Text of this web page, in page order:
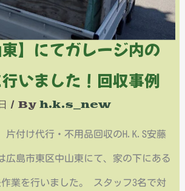
東】にてガレージ内の
いました！回収事例
/ By h.k.s_new
片付け代行・不用品回収のH.K.S安藤
広島市東区中山東にて、家の下にある
業を行いました。 スタッフ3名で対